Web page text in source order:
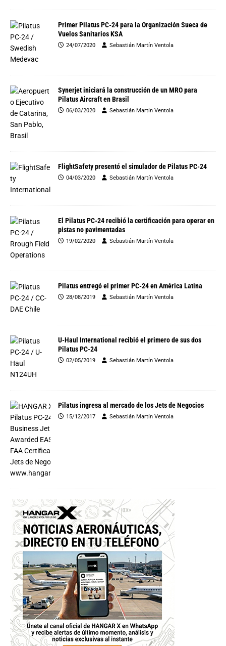
Primer Pilatus PC-24 para la Organización Sueca de
Vuelos Sanitarios KSA
24/07/2020 Sebastián Martín Ventola
Synerjet iniciará la construcción de un MRO para
Pilatus Aircraft en Brasil
06/03/2020 Sebastián Martín Ventola
FlightSafety presentó el simulador de Pilatus PC-24
04/03/2020 Sebastián Martín Ventola
El Pilatus PC-24 recibió la certificación para operar en
pistas no pavimentadas
19/02/2020 Sebastián Martín Ventola
Pilatus entregó el primer PC-24 en América Latina
28/08/2019 Sebastián Martín Ventola
U-Haul International recibió el primero de sus dos
Pilatus PC-24
02/05/2019 Sebastián Martín Ventola
Pilatus ingresa al mercado de los Jets de Negocios
15/12/2017 Sebastián Martín Ventola